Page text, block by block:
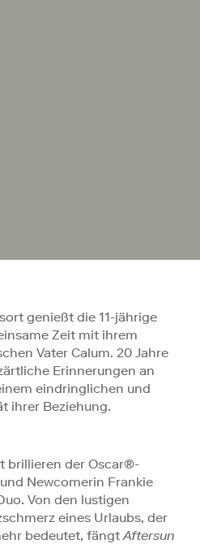
genießt die 11-jährige
Zeit mit ihrem
Vater Calum. 20 Jahre
Erinnerungen an
eindringlichen und
ihrer Beziehung.
brillieren der Oscar®-
Newcomerin Frankie
Von den lustigen
eines Urlaubs, der
bedeutet, fängtAftersun